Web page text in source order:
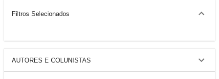
Filtros Selecionados
AUTORES E COLUNISTAS